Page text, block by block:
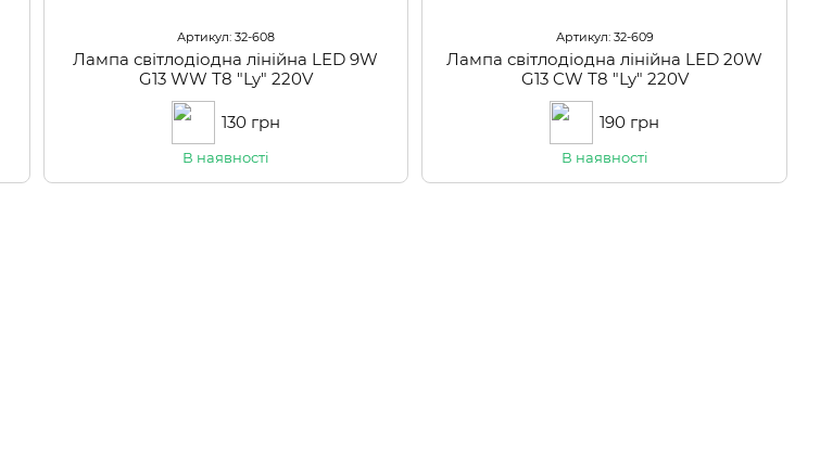
Артикул: 32-608
Лампа світлодіодна лінійна LED 9W
G13 WW Т8 "Ly" 220V
130 грн
В наявності
Артикул: 32-609
Лампа світлодіодна лінійна LED 20W
G13 CW Т8 "Ly" 220V
190 грн
В наявності